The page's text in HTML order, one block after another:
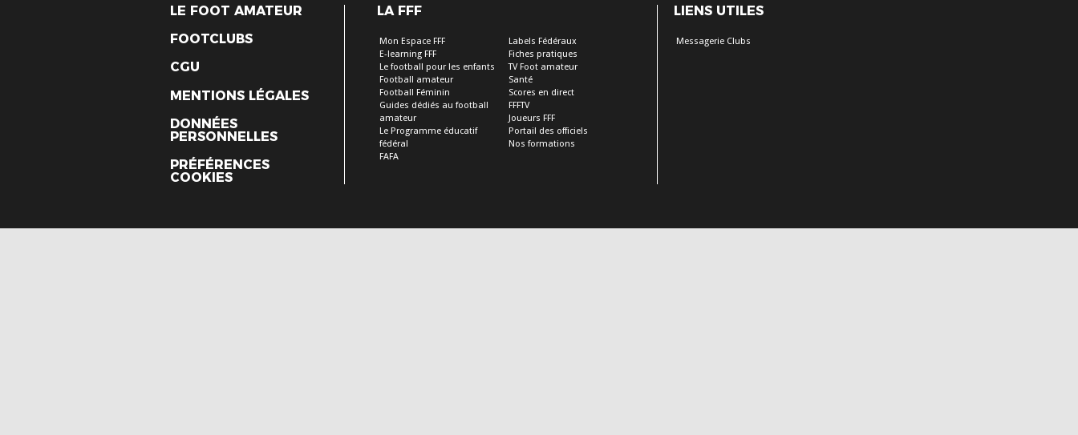
LE FOOT AMATEUR
FOOTCLUBS
CGU
MENTIONS LÉGALES
DONNÉES
PERSONNELLES
PRÉFÉRENCES
COOKIES
LA FFF
Mon Espace FFF
E-learning FFF
Le football pour les enfants
Football amateur
Football Féminin
Guides dédiés au football
amateur
Le Programme éducatif
fédéral
FAFA
Labels Fédéraux
Fiches pratiques
TV Foot amateur
Santé
Scores en direct
FFFTV
Joueurs FFF
Portail des officiels
Nos formations
LIENS UTILES
Messagerie Clubs